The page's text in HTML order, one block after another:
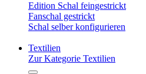
Edition Schal feingestrickt
Fanschal gestrickt
Schal selber konfigurieren
Textilien
Zur Kategorie Textilien